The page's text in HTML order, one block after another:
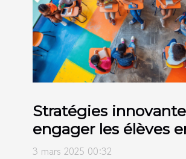
Stratégies
engager les élèves
classe
3 mars 2025 00:32